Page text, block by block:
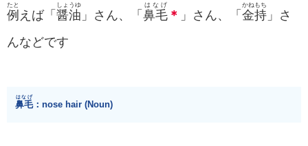
例
たと
えば「 醤油
しょうゆ
」さん、「 鼻毛
はなげ
＊ 」さん、「 金持
かねもち
」さ
んなどです
鼻毛
はなげ
：nose hair (Noun)